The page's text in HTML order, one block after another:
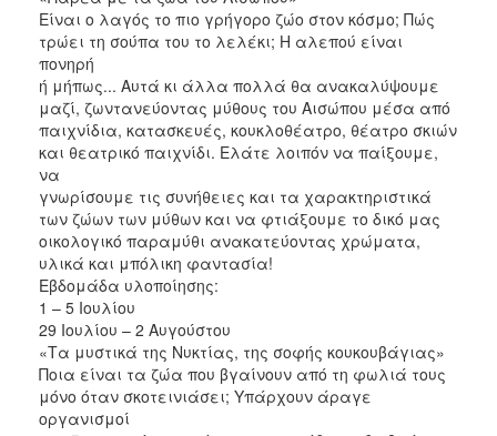
Είναι ο λαγός το πιο γρήγορο ζώο στον κόσμο; Πώς
τρώει τη σούπα του το λελέκι; Η αλεπού είναι
πονηρή
ή μήπως... Αυτά κι άλλα πολλά θα ανακαλύψουμε
μαζί, ζωντανεύοντας μύθους του Αισώπου μέσα από
παιχνίδια, κατασκευές, κουκλοθέατρο, θέατρο σκιών
και θεατρικό παιχνίδι. Ελάτε λοιπόν να παίξουμε,
να
γνωρίσουμε τις συνήθειες και τα χαρακτηριστικά
των ζώων των μύθων και να φτιάξουμε το δικό μας
οικολογικό παραμύθι ανακατεύοντας χρώματα,
υλικά και μπόλικη φαντασία!
Εβδομάδα υλοποίησης:
1 – 5 Ιουλίου
29 Ιουλίου – 2 Αυγούστου
«Τα μυστικά της Νυκτίας, της σοφής κουκουβάγιας»
Ποια είναι τα ζώα που βγαίνουν από τη φωλιά τους
μόνο όταν σκοτεινιάσει; Υπάρχουν άραγε
οργανισμοί